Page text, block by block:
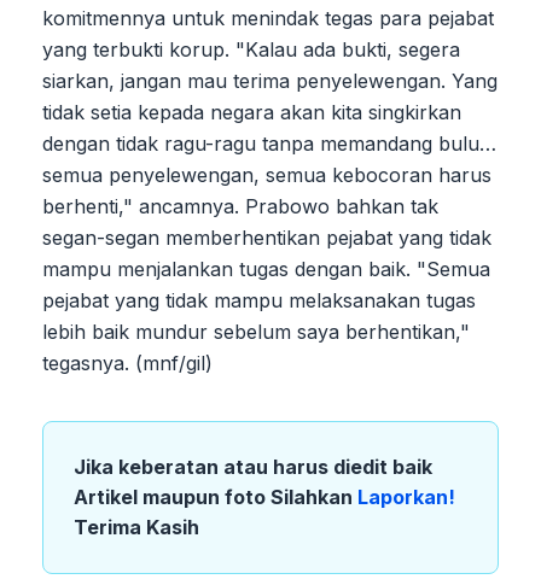
komitmennya untuk menindak tegas para pejabat
yang terbukti korup. "Kalau ada bukti, segera
siarkan, jangan mau terima penyelewengan. Yang
tidak setia kepada negara akan kita singkirkan
dengan tidak ragu-ragu tanpa memandang bulu…
semua penyelewengan, semua kebocoran harus
berhenti," ancamnya. Prabowo bahkan tak
segan-segan memberhentikan pejabat yang tidak
mampu menjalankan tugas dengan baik. "Semua
pejabat yang tidak mampu melaksanakan tugas
lebih baik mundur sebelum saya berhentikan,"
tegasnya. (mnf/gil)
Jika keberatan atau harus diedit baik
Artikel maupun foto Silahkan Laporkan!
Terima Kasih